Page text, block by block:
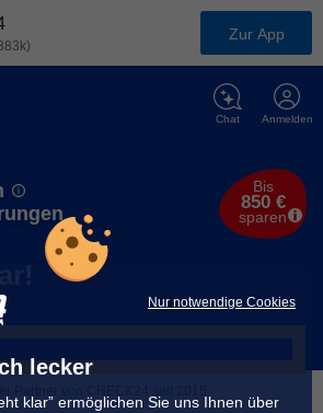
Nur notwendige Cookies
lecker
klar” ermöglichen Sie uns Ihnen über
Zur App
Anmelden
Chat
Bis
850 €
sparen